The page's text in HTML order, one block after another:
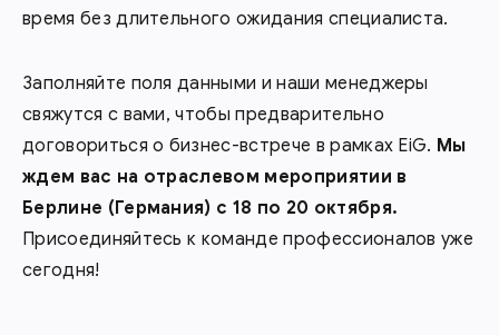
время без длительного ожидания специалиста.
Заполняйте поля данными и наши менеджеры
свяжутся с вами, чтобы предварительно
договориться о бизнес-встрече в рамках EiG. Мы
ждем вас на отраслевом мероприятии в
Берлине (Германия) с 18 по 20 октября.
Присоединяйтесь к команде профессионалов уже
сегодня!